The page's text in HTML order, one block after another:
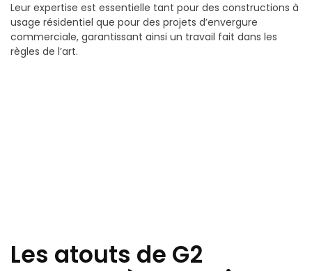
Leur expertise est essentielle tant pour des constructions à
usage résidentiel que pour des projets d’envergure
commerciale, garantissant ainsi un travail fait dans les
règles de l’art.
Les atouts de G2